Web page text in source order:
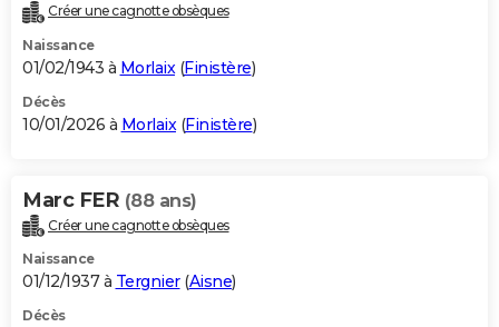
Créer une cagnotte obsèques
Naissance
01/02/1943 à Morlaix (Finistère)
Décès
10/01/2026 à Morlaix (Finistère)
Marc FER (88 ans)
Créer une cagnotte obsèques
Naissance
01/12/1937 à Tergnier(Aisne)
Décès